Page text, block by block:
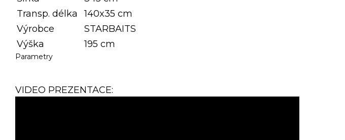
Transp. délka
140x35 cm
Výrobce
STARBAITS
Výška
195 cm
Parametry
VIDEO PREZENTACE: